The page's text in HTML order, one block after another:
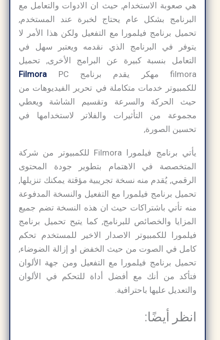
هي صعوبة الاستخدام, حيث ان الادوات والتعامل مع
البرنامج بشكل عام يحتاج لخبرة عند المستخدم,
تحميل برنامج فيلمورا مع التفعيل ولكن هذا الأمر لا
يتوفر في البرنامج الذي نقدمه ويعتبر سهل في
التعامل بنسبة كبيرة عن البرامج الأخرى, تحميل
filmora مهكر يقدم برنامج
Filmora
PC
للكمبيوتر خدمات متكاملة في تحرير الفيديوهات من
حيث الحركة والسرعة وتقسيم الشاشة ويعطي
مجموعة من التأثيرات والفلاتر لاستخدامها في
تحسين الصورة,
يأتي برنامج فيلمورا Filmora للكمبيوتر من شركة
المتخصصة في الاهتمام بتطوير جودة المحتوى
الرقمي, يُقدم منه نسخة تجريبية مؤقتة يمكنك تنزيلها,
تحميل برنامج فيلمورا مع التفعيل والنسخة المدفوعة
منه تأتي باشتراكات حيث ان هذه النسخة تضم جميع
المزايا والخصائص للبرنامج, كما يتيح تحميل برنامج
فيلمورا للكمبيوتر الاصدار الاخير للمستخدم تحكم
كامل في الصوت من حيث الخفض او إزالة الضوضاء,
تحميل برنامج فيلمورا مع التفعيل ومن جهة الألوان
فتأكد من أنك مع أفضل أداة للتحكم في الألوان
والتعديل عليها باحترافية.
انظر أيضًا: